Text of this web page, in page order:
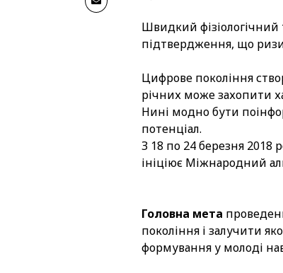
Швидкий фізіологічний
підтвердження, що
Цифрове покоління
річних може захопити
Нині модно бути
потенціал.
З 18 по 24 березня 2018
ініціює Міжнародний
Головна мета
покоління і залучити
формування у молоді